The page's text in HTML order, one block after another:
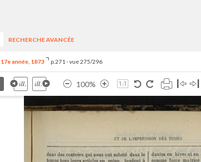
RECHERCHE AVANCÉE
17e année, 1873 p.271 - vue 275/296
100%